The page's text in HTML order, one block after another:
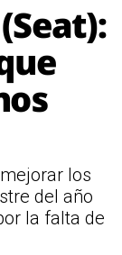
los
del año
la falta de